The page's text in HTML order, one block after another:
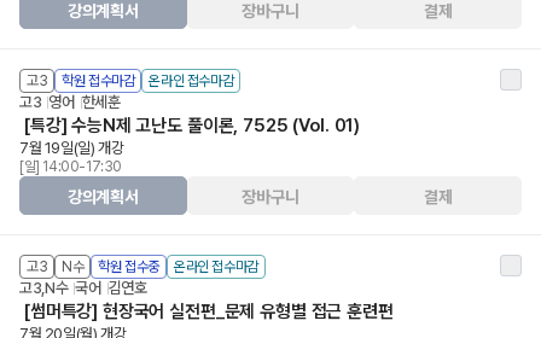
강의계획서 장바구니 결제
고3 학원 접수마감 온라인 접수마감
고3 영어 한세훈
[특강] 수능N제 고난도 풀이론, 7525 (Vol. 01)
7월 19일(일) 개강
[일] 14:00-17:30
강의계획서 장바구니 결제
고3 N수 학원 접수중 온라인 접수마감
고3,N수 국어 김연호
[썸머특강] 현장국어 실전편_문제 유형별 접근 훈련편
7월 20일(월) 개강